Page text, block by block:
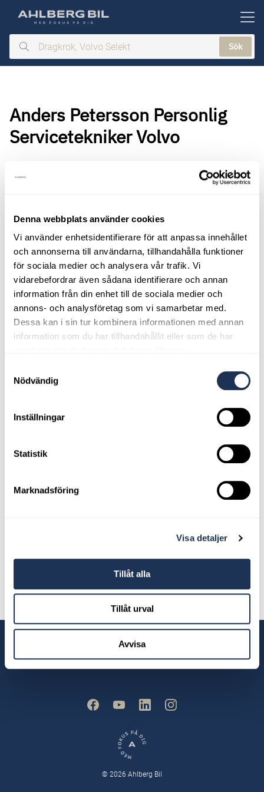
Denna webbplats använder cookies
Vi använder enhetsidentifierare för att anpassa innehållet
och annonserna till användarna, tillhandahålla funktioner
för sociala medier och analysera vår trafik. Vi
vidarebefordrar även sådana identifierare och annan
information från din enhet till de sociala medier och
annons- och analysföretag som vi samarbetar med.
Dessa kan i sin tur kombinera informationen med annan
information som du har tillhandahållit eller som de har
Nödvändig
Inställningar
Statistik
Marknadsföring
Visa detaljer
Tillåt alla
Tillåt urval
Avvisa
huvudinnehållet
Dragkrok,
Volvo
Sök
Anders Petersson Personlig
Servicetekniker Volvo
anders.petersson@ahlbergbil.se
© 2026 Ahlberg Bil